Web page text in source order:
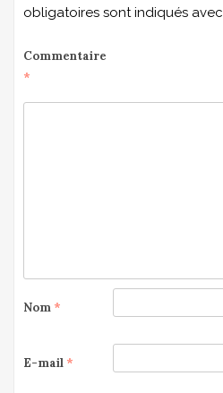
obligatoires sont indiqués avec
Commentaire
*
Nom *
E-mail *